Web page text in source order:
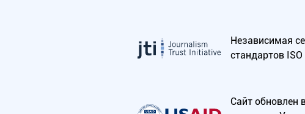
Независимая
стандартов
Сайт обновлен